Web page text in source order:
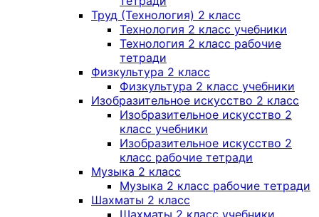
Труд (Технология) 2 класс
Технология 2 класс учебники
Технология 2 класс рабочие
тетради
Физкультура 2 класс
Физкультура 2 класс учебники
Изобразительное искусство 2 класс
Изобразительное искусство 2
класс учебники
Изобразительное искусство 2
класс рабочие тетради
Музыка 2 класс
Музыка 2 класс рабочие тетради
Шахматы 2 класс
Шахматы 2 класс учебники